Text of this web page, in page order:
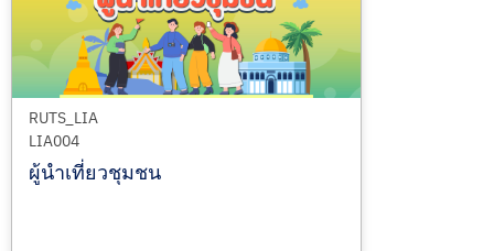
RUTS_LIA
LIA004
ผู้นำเที่ยวชุมชน